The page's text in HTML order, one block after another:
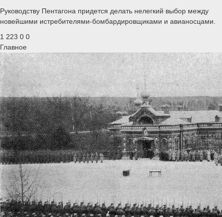
Руководству Пентагона придется делать нелегкий выбор между
новейшими истребителями-бомбардировщиками и авианосцами.
1 223 0 0
Главное